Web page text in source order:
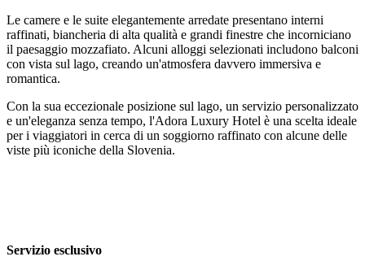
Le camere e le suite elegantemente arredate presentano interni
raffinati, biancheria di alta qualità e grandi finestre che incorniciano
il paesaggio mozzafiato. Alcuni alloggi selezionati includono balconi
con vista sul lago, creando un'atmosfera davvero immersiva e
romantica.
Con la sua eccezionale posizione sul lago, un servizio personalizzato
e un'eleganza senza tempo, l'Adora Luxury Hotel è una scelta ideale
per i viaggiatori in cerca di un soggiorno raffinato con alcune delle
viste più iconiche della Slovenia.
Servizio esclusivo